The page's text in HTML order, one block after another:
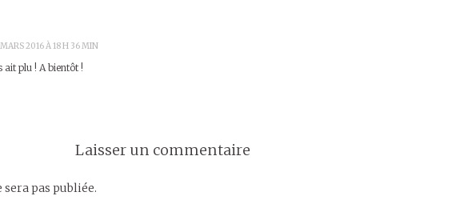
2016 À 18 H 36 MIN
ait plu ! A bientôt !
Laisser un commentaire
sera pas publiée.